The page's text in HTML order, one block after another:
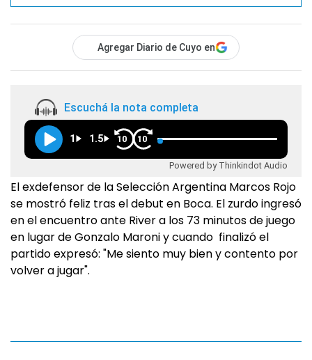
Agregar Diario de Cuyo en
Escuchá la nota completa
1 1.5 10 10
Powered by Thinkindot Audio
El exdefensor de la Selección Argentina Marcos Rojo
se mostró feliz tras el debut en Boca. El zurdo ingresó
en el encuentro ante River a los 73 minutos de juego
en lugar de Gonzalo Maroni y cuando finalizó el
partido expresó: "Me siento muy bien y contento por
volver a jugar".